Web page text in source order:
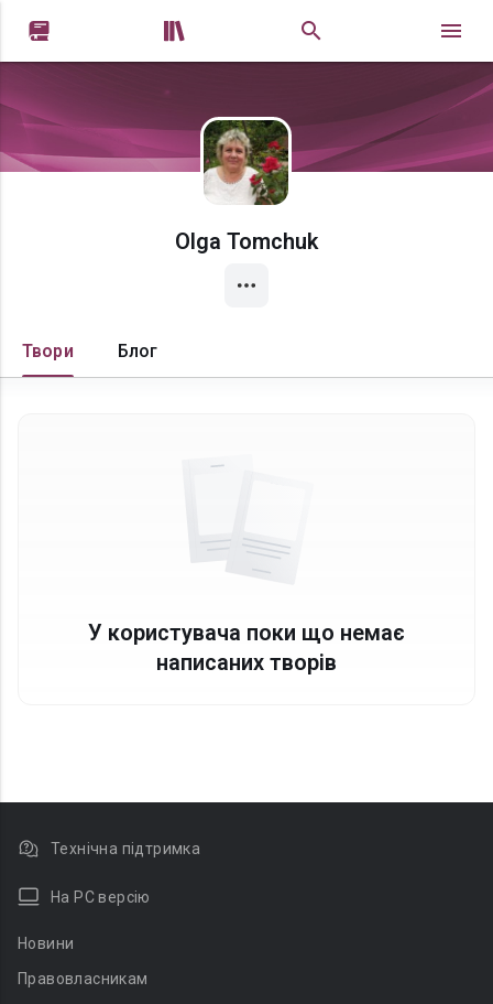
 
Olga Tomchuk
Твори Блог
У користувача поки що немає
написаних творів
Технічна підтримка
На PC версію
Новини
Правовласникам